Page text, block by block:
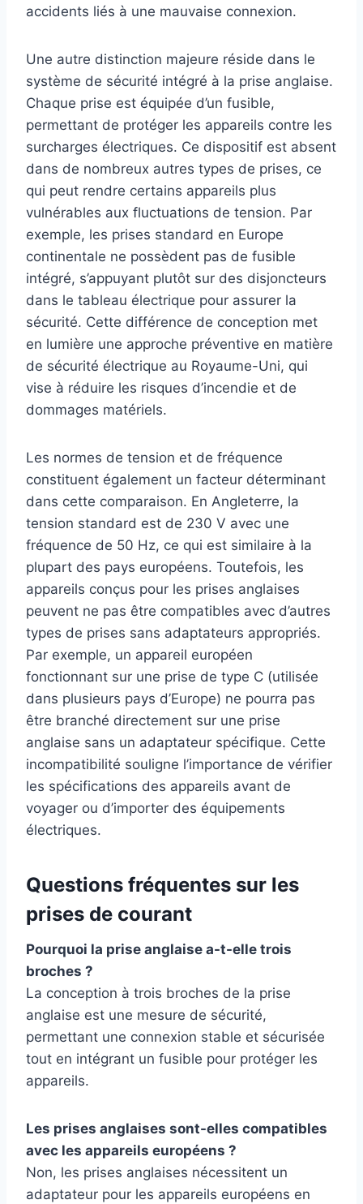
accidents liés à une mauvaise connexion.
Une autre distinction majeure réside dans le
système de sécurité intégré à la prise anglaise.
Chaque prise est équipée d’un fusible,
permettant de protéger les appareils contre les
surcharges électriques. Ce dispositif est absent
dans de nombreux autres types de prises, ce
qui peut rendre certains appareils plus
vulnérables aux fluctuations de tension. Par
exemple, les prises standard en Europe
continentale ne possèdent pas de fusible
intégré, s’appuyant plutôt sur des disjoncteurs
dans le tableau électrique pour assurer la
sécurité. Cette différence de conception met
en lumière une approche préventive en matière
de sécurité électrique au Royaume-Uni, qui
vise à réduire les risques d’incendie et de
dommages matériels.
Les normes de tension et de fréquence
constituent également un facteur déterminant
dans cette comparaison. En Angleterre, la
tension standard est de 230 V avec une
fréquence de 50 Hz, ce qui est similaire à la
plupart des pays européens. Toutefois, les
appareils conçus pour les prises anglaises
peuvent ne pas être compatibles avec d’autres
types de prises sans adaptateurs appropriés.
Par exemple, un appareil européen
fonctionnant sur une prise de type C (utilisée
dans plusieurs pays d’Europe) ne pourra pas
être branché directement sur une prise
anglaise sans un adaptateur spécifique. Cette
incompatibilité souligne l’importance de vérifier
les spécifications des appareils avant de
voyager ou d’importer des équipements
électriques.
Questions fréquentes sur les
prises de courant
Pourquoi la prise anglaise a-t-elle trois
broches ?
La conception à trois broches de la prise
anglaise est une mesure de sécurité,
permettant une connexion stable et sécurisée
tout en intégrant un fusible pour protéger les
appareils.
Les prises anglaises sont-elles compatibles
avec les appareils européens ?
Non, les prises anglaises nécessitent un
adaptateur pour les appareils européens en